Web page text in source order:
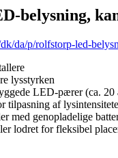
belysning,
da/p/rolfstorp-led-
lysstyrken
LED-pærer (ca. 20
tilpasning af
med genopladelige
lodret for fleksibel